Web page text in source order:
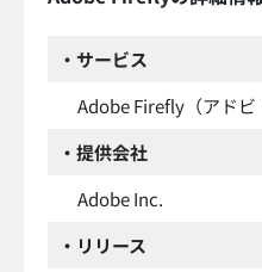
・サービス
Adobe Firefly（アドビ
・提供会社
Adobe Inc.
・リリース